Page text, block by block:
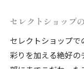
ップの可
セレクト
びの楽しさ
セレクトショップ
セレクトショップ
彩りを加える絶好の